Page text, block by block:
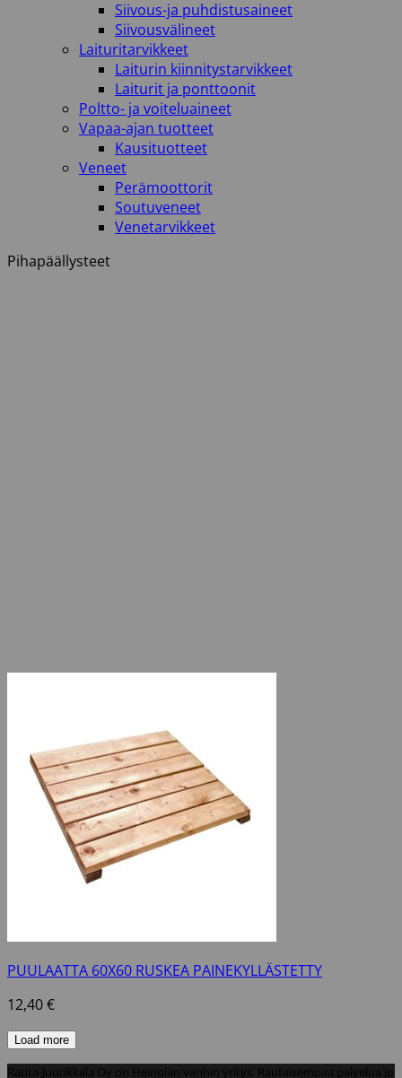
Siivous-ja puhdistusaineet
Siivousvälineet
Laituritarvikkeet
Laiturin kiinnitystarvikkeet
Laiturit ja ponttoonit
Poltto- ja voiteluaineet
Vapaa-ajan tuotteet
Kausituotteet
Veneet
Perämoottorit
Soutuveneet
Venetarvikkeet
Pihapäällysteet
PUULAATTA 60X60 RUSKEA PAINEKYLLÄSTETTY
12,40€
Load more
Rauta-Juurikkala Oy on Heinolan vanhin yritys. Rautaisempaa palvelua jo